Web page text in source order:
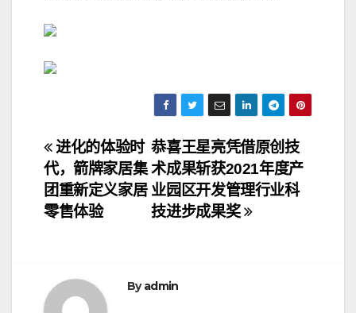
文
章
导
恭喜王星亮凭借原创技
术成果斩获2021年度产
业园区开发管理行业科
技进步成果奖
进化的体验时
代，箭牌家居集
团重新定义家居
零售体验
Byadmin